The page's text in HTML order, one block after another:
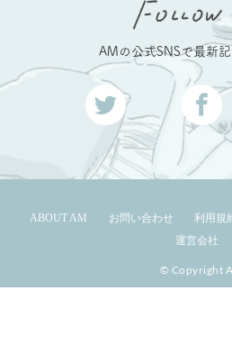
AMの公式SNSで最新記
ABOUT AM お問い合わせ 利用規
運営会社
© Copyright